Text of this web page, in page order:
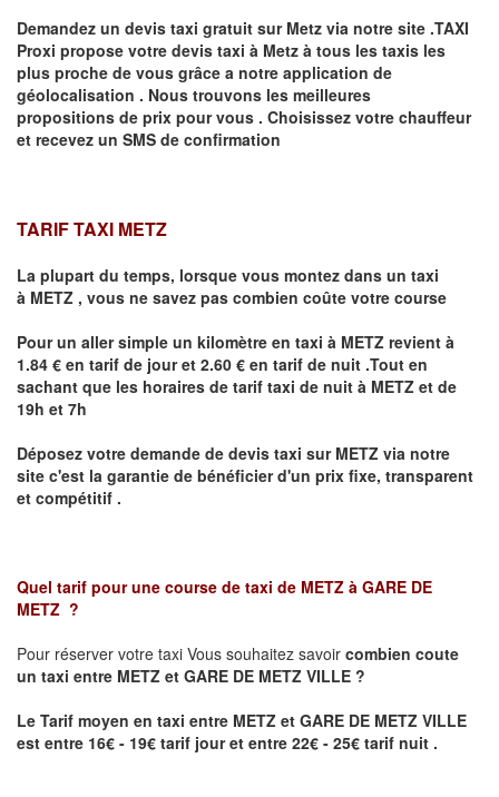
Demandez un devis taxi gratuit sur Metz via notre site .TAXI
Proxi propose votre devis taxi à Metz à tous les taxis les
plus proche de vous grâce a notre application de
géolocalisation . Nous trouvons les meilleures
propositions de prix pour vous . Choisissez votre chauffeur
et recevez un SMS de confirmation
TARIF TAXI METZ
La plupart du temps, lorsque vous montez dans un taxi
à METZ , vous ne savez pas combien coûte votre course
Pour un aller simple un kilomètre en taxi à METZ revient à
1.84 € en tarif de jour et 2.60 € en tarif de nuit .Tout en
sachant que les horaires de tarif taxi de nuit à METZ et de
19h et 7h
Déposez votre demande de devis taxi sur METZ via notre
site c'est la garantie de bénéficier d'un prix fixe, transparent
et compétitif .
Quel tarif pour une course de taxi de METZ à GARE DE
METZ ?
Pour réserver votre taxi Vous souhaitez savoir combien coute
un taxi entre METZ et GARE DE METZ VILLE ?
Le Tarif moyen en taxi entre METZ et GARE DE METZ VILLE
est entre 16€ - 19€ tarif jour et entre 22€ - 25€ tarif nuit .